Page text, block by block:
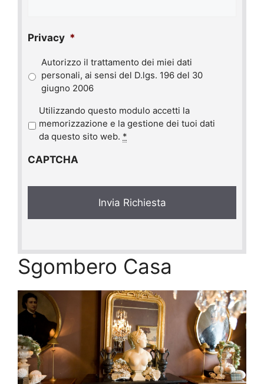
Privacy *
Autorizzo il trattamento dei miei dati
personali, ai sensi del D.lgs. 196 del 30
giugno 2006
r
a
y
Utilizzando questo modulo accetti la
memorizzazione e la gestione dei tuoi dati
da questo sito web. *
CAPTCHA
Sgombero Casa